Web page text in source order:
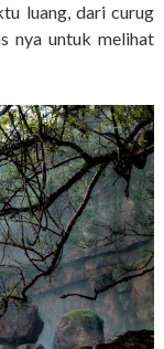
luang, dari curug
nya untuk melihat